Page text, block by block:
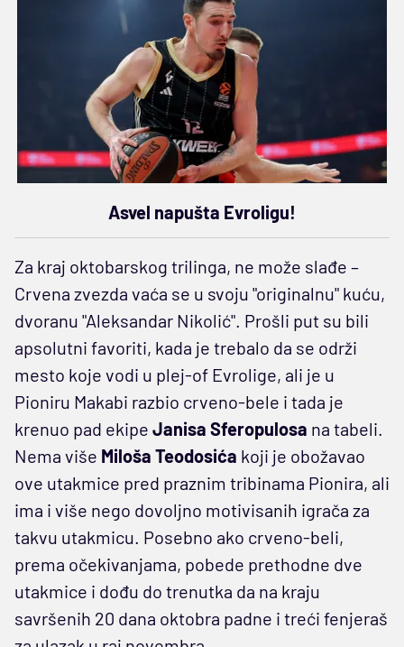
Asvel napušta Evroligu!
Za kraj oktobarskog trilinga, ne može slađe –
Crvena zvezda vaća se u svoju "originalnu" kuću,
dvoranu "Aleksandar Nikolić". Prošli put su bili
apsolutni favoriti, kada je trebalo da se održi
mesto koje vodi u plej-of Evrolige, ali je u
Pioniru Makabi razbio crveno-bele i tada je
krenuo pad ekipe Janisa Sferopulosa na tabeli.
Nema više Miloša Teodosića koji je obožavao
ove utakmice pred praznim tribinama Pionira, ali
ima i više nego dovoljno motivisanih igrača za
takvu utakmicu. Posebno ako crveno-beli,
prema očekivanjama, pobede prethodne dve
utakmice i dođu do trenutka da na kraju
savršenih 20 dana oktobra padne i treći fenjeraš